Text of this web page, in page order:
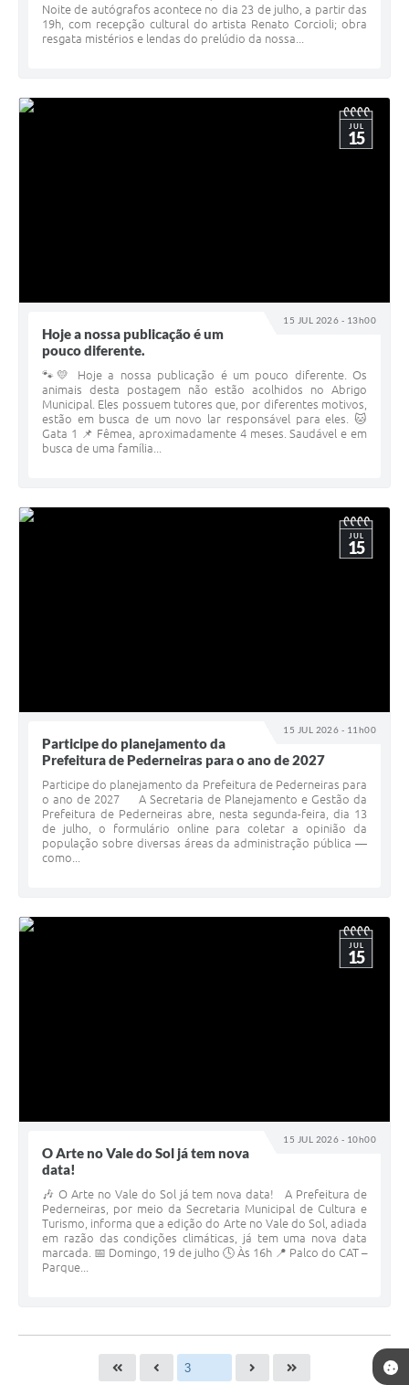
Noite de autógrafos acontece no dia 23 de julho, a partir das
19h, com recepção cultural do artista Renato Corcioli; obra
resgata mistérios e lendas do prelúdio da nossa...
15 JUL 2026 - 13h00
JUL
15
Hoje a nossa publicação é um
pouco diferente.
🐾💛 Hoje a nossa publicação é um pouco diferente. Os
animais desta postagem não estão acolhidos no Abrigo
Municipal. Eles possuem tutores que, por diferentes motivos,
estão em busca de um novo lar responsável para eles. 🐱
Gata 1 📌 Fêmea, aproximadamente 4 meses. Saudável e em
busca de uma família...
15 JUL 2026 - 11h00
JUL
15
Participe do planejamento da
Prefeitura de Pederneiras para o ano de 2027
Participe do planejamento da Prefeitura de Pederneiras para
o ano de 2027 A Secretaria de Planejamento e Gestão da
Prefeitura de Pederneiras abre, nesta segunda-feira, dia 13
de julho, o formulário online para coletar a opinião da
população sobre diversas áreas da administração pública —
como...
15 JUL 2026 - 10h00
JUL
15
O Arte no Vale do Sol já tem nova
data!
🎶 O Arte no Vale do Sol já tem nova data! A Prefeitura de
Pederneiras, por meio da Secretaria Municipal de Cultura e
Turismo, informa que a edição do Arte no Vale do Sol, adiada
em razão das condições climáticas, já tem uma nova data
marcada. 📅 Domingo, 19 de julho 🕓 Às 16h 📍 Palco do CAT –
Parque...